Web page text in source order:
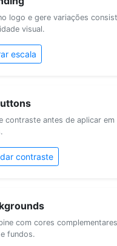
logo e gere variações
visual.
escala
contraste antes de aplicar
contraste
com cores
fundos.